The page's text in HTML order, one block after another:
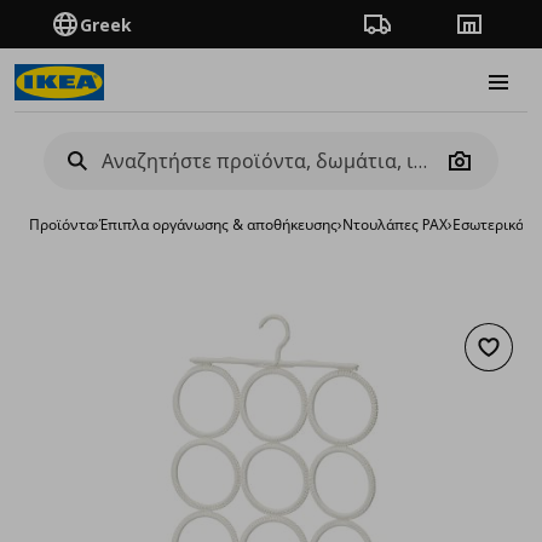
Greek Πορεία παραγγελίας
Camera
Προϊόντα›Έπιπλα οργάνωσης & αποθήκευσης›Ντουλάπες PAX›Εσωτερικά